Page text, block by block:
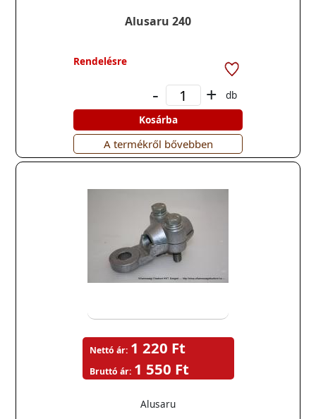
Alusaru 240
Rendelésre
- +
db
Kosárba
A termékről bővebben
Alusaru
Nettó ár: 1 220 Ft
Bruttó ár: 1 550 Ft